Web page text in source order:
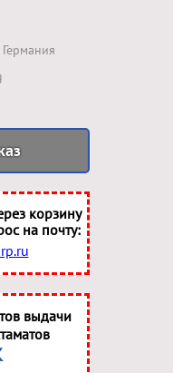
Германия
корзину
на почту:
выдачи